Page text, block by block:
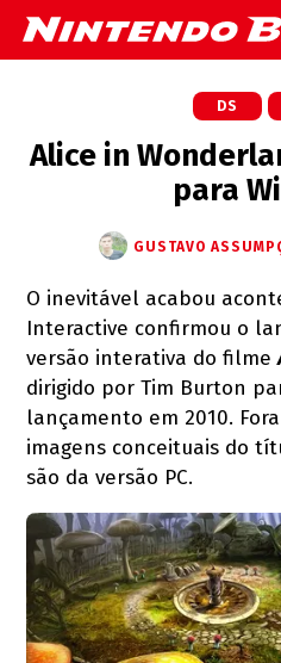
DS
Alice in
para
GUSTAVO
O inevitável acabou
Interactive confirmou o
versão interativa do filme
dirigido por Tim Burton
lançamento em 2010.
imagens conceituais do
são da versão PC.